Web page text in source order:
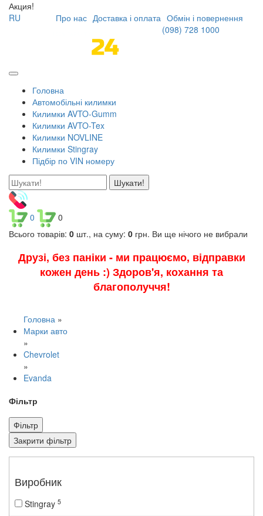
Акция!
RU
Про нас Доставка і оплата Обмін і повернення
(098) 728 1000
Головна
Автомобільні килимки
Килимки AVTO-Gumm
Килимки AVTO-Tex
Килимки NOVLINE
Килимки Stingray
Підбір по VIN номеру
Шукати!
0
0
Всього товарів: 0 шт., на суму: 0 грн. Ви ще нічого не вибрали
Друзі, без паніки - ми працюємо, відправки
кожен день :) Здоров'я, кохання та
благополуччя!
Головна »
Марки авто
»
Chevrolet
»
Evanda
Фільтр
Фільтр
Закрити фільтр
Виробник
Stingray 5